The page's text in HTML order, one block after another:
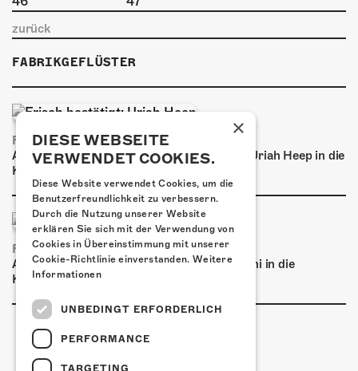
zurück
FABRIKGEFLÜSTER
FRISCH BESTÄTIGT: URIAH HEEP
Am Sonntag, 15. November 2026 kommen Uriah Heep in die
Kulturfabrik Kofmehl!
FRISCH BESTÄTIGT: BASCHI
Am Samstag, 29. Januar 2027 kommt Baschi in die
Kulturfabrik Kofmehl!
×
DIESE WEBSEITE
VERWENDET COOKIES.
Diese Website verwendet Cookies, um die
Benutzerfreundlichkeit zu verbessern.
Durch die Nutzung unserer Website
erklären Sie sich mit der Verwendung von
Cookies in Übereinstimmung mit unserer
Cookie-Richtlinie einverstanden. Weitere
Informationen
UNBEDINGT ERFORDERLICH
PERFORMANCE
TARGETING